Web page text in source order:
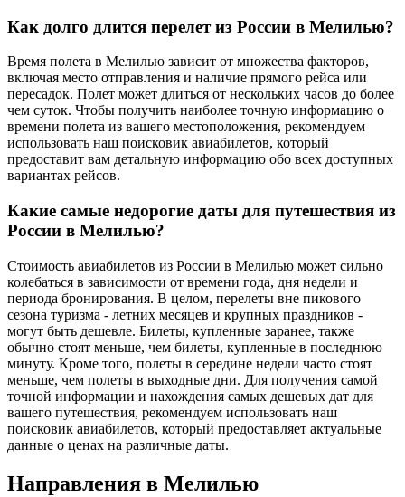
Как долго длится перелет из России в Мелилью?
Время полета в Мелилью зависит от множества факторов,
включая место отправления и наличие прямого рейса или
пересадок. Полет может длиться от нескольких часов до более
чем суток. Чтобы получить наиболее точную информацию о
времени полета из вашего местоположения, рекомендуем
использовать наш поисковик авиабилетов, который
предоставит вам детальную информацию обо всех доступных
вариантах рейсов.
Какие самые недорогие даты для путешествия из
России в Мелилью?
Стоимость авиабилетов из России в Мелилью может сильно
колебаться в зависимости от времени года, дня недели и
периода бронирования. В целом, перелеты вне пикового
сезона туризма - летних месяцев и крупных праздников -
могут быть дешевле. Билеты, купленные заранее, также
обычно стоят меньше, чем билеты, купленные в последнюю
минуту. Кроме того, полеты в середине недели часто стоят
меньше, чем полеты в выходные дни. Для получения самой
точной информации и нахождения самых дешевых дат для
вашего путешествия, рекомендуем использовать наш
поисковик авиабилетов, который предоставляет актуальные
данные о ценах на различные даты.
Направления в Мелилью